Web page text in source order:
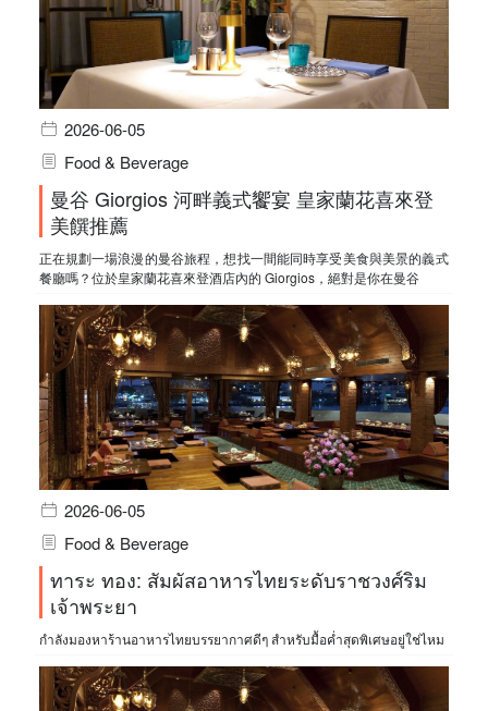
2026-06-05
Food & Beverage
曼谷 Giorgios 河畔義式饗宴 皇家蘭花喜來登
美饌推薦
正在規劃一場浪漫的曼谷旅程，想找一間能同時享受美食與美景的義式
餐廳嗎？位於皇家蘭花喜來登酒店內的 Giorgios，絕對是你在曼谷
2026-06-05
Food & Beverage
ทาระ ทอง: สัมผัสอาหารไทยระดับราชวงศ์ริม
เจ้าพระยา
กำลังมองหาร้านอาหารไทยบรรยากาศดีๆ สำหรับมื้อค่ำสุดพิเศษอยู่ใช่ไหม